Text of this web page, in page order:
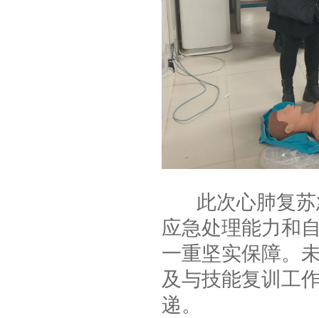
此次心肺复苏
应急处理能力和
一重坚实保障。
及与技能复训工
递。